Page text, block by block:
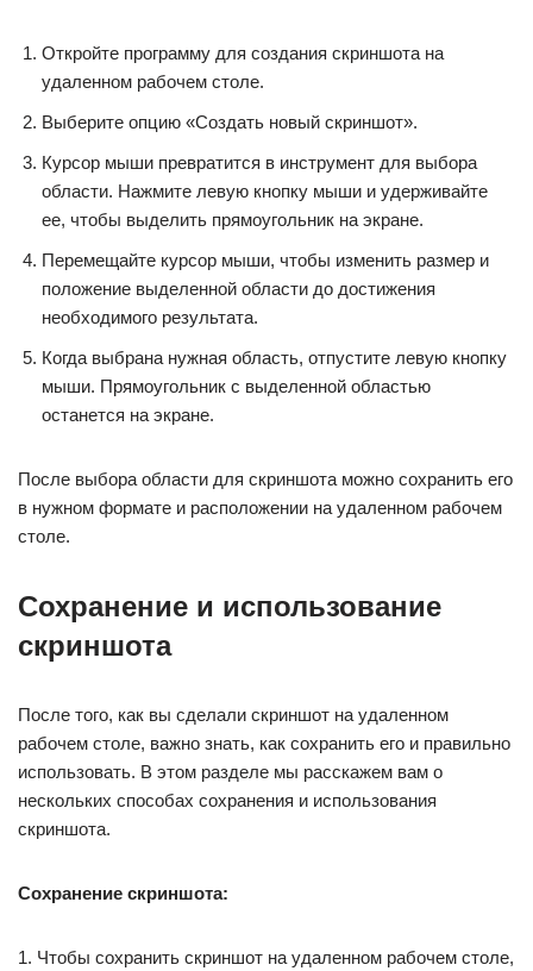
Откройте программу для создания скриншота на
удаленном рабочем столе.
Выберите опцию «Создать новый скриншот».
Курсор мыши превратится в инструмент для выбора
области. Нажмите левую кнопку мыши и удерживайте
ее, чтобы выделить прямоугольник на экране.
Перемещайте курсор мыши, чтобы изменить размер и
положение выделенной области до достижения
необходимого результата.
Когда выбрана нужная область, отпустите левую кнопку
мыши. Прямоугольник с выделенной областью
останется на экране.
После выбора области для скриншота можно сохранить его
в нужном формате и расположении на удаленном рабочем
столе.
Сохранение и использование
скриншота
После того, как вы сделали скриншот на удаленном
рабочем столе, важно знать, как сохранить его и правильно
использовать. В этом разделе мы расскажем вам о
нескольких способах сохранения и использования
скриншота.
Сохранение скриншота:
1. Чтобы сохранить скриншот на удаленном рабочем столе,